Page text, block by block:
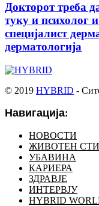
Докторот треба
туку и психолог
специјалист
дерматологија
© 2019 HYBRID -
Навигација:
НОВОСТИ
ЖИВОТЕН
УБАВИНА
КАРИЕРА
ЗДРАВЈЕ
ИНТЕРВЈУ
HYBRID